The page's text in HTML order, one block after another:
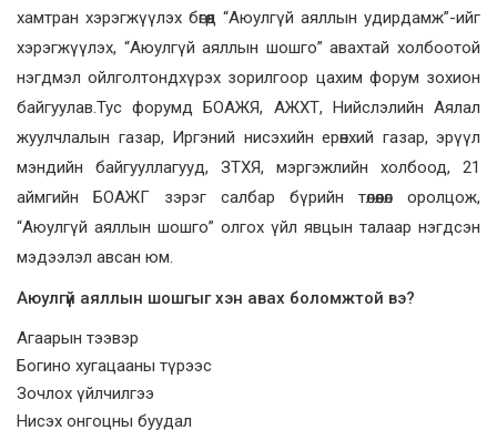
хамтран хэрэгжүүлэх бөгөөд “Аюулгүй аяллын удирдамж”-ийг
хэрэгжүүлэх, “Аюулгүй аяллын шошго” авахтай холбоотой
нэгдмэл ойлголтондхүрэх зорилгоор цахим форум зохион
байгуулав.Тус форумд БОАЖЯ, АЖХТ, Нийслэлийн Аялал
жуулчлалын газар, Иргэний нисэхийн ерөнхий газар, эрүүл
мэндийн байгууллагууд, ЗТХЯ, мэргэжлийн холбоод, 21
аймгийн БОАЖГ зэрэг салбар бүрийн төлөөлөл оролцож,
“Аюулгүй аяллын шошго” олгох үйл явцын талаар нэгдсэн
мэдээлэл авсан юм.
Аюулгүй аяллын шошгыг хэн авах боломжтой вэ?
Агаарын тээвэр
Богино хугацааны түрээс
Зочлох үйлчилгээ
Нисэх онгоцны буудал